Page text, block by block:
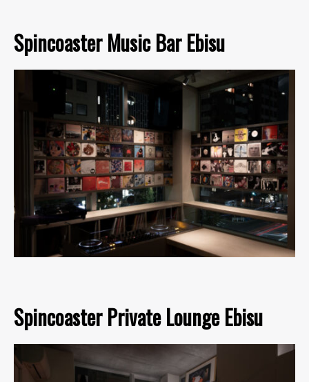
Spincoaster Music Bar Ebisu
Spincoaster Private Lounge Ebisu